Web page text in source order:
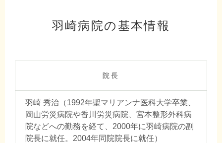
羽崎病院の基本情報
院長
羽崎 秀治（1992年聖マリアンナ医科大学卒業、
岡山労災病院や香川労災病院、宮本整形外科病
院などへの勤務を経て、2000年に羽崎病院の副
院長に就任。2004年同院院長に就任）